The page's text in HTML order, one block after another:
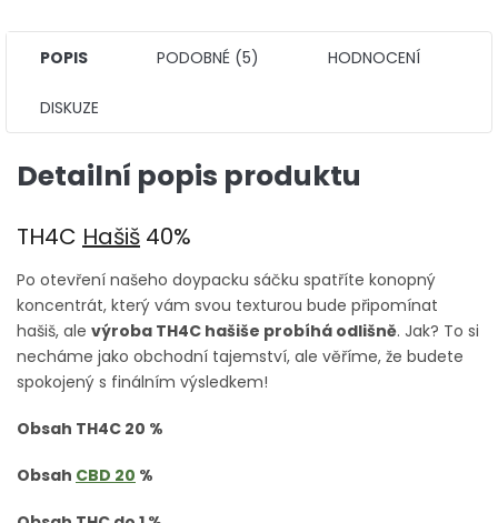
POPIS PODOBNÉ (5) HODNOCENÍ
DISKUZE
Detailní popis produktu
TH4C Hašiš 40%
Po otevření našeho doypacku sáčku spatříte konopný
koncentrát, který vám svou texturou bude připomínat
hašiš, ale výroba TH4C hašiše probíhá odlišně. Jak? To si
necháme jako obchodní tajemství, ale věříme, že budete
spokojený s finálním výsledkem!
Obsah TH4C 20 %
Obsah CBD 20 %